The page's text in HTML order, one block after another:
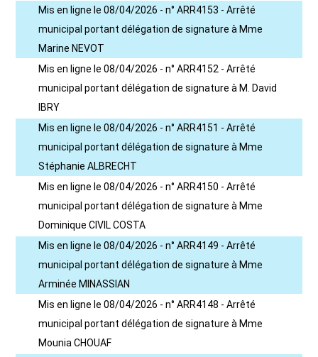
Mis en ligne le 08/04/2026 - n° ARR4153 - Arrêté
municipal portant délégation de signature à Mme
Marine NEVOT
Mis en ligne le 08/04/2026 - n° ARR4152 - Arrêté
municipal portant délégation de signature à M. David
IBRY
Mis en ligne le 08/04/2026 - n° ARR4151 - Arrêté
municipal portant délégation de signature à Mme
Stéphanie ALBRECHT
Mis en ligne le 08/04/2026 - n° ARR4150 - Arrêté
municipal portant délégation de signature à Mme
Dominique CIVIL COSTA
Mis en ligne le 08/04/2026 - n° ARR4149 - Arrêté
municipal portant délégation de signature à Mme
Arminée MINASSIAN
Mis en ligne le 08/04/2026 - n° ARR4148 - Arrêté
municipal portant délégation de signature à Mme
Mounia CHOUAF